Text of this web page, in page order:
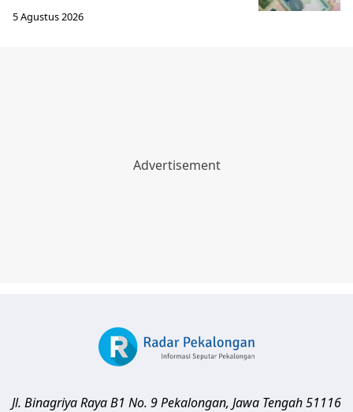
5 Agustus 2026
Jl. Binagriya Raya B1 No. 9Pekalongan, Jawa Tengah51116